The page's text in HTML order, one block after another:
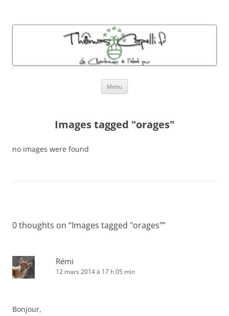
Menu
Images tagged "orages"
no images were found
0 thoughts on “Images tagged "orages"”
Rémi
12 mars 2014 à 17 h 05 min
Bonjour,